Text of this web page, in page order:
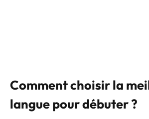
Comment choisir la
langue pour débuter ?